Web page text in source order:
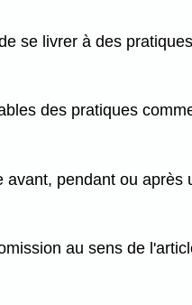
se livrer à des
des pratiques
pendant ou
au sens de